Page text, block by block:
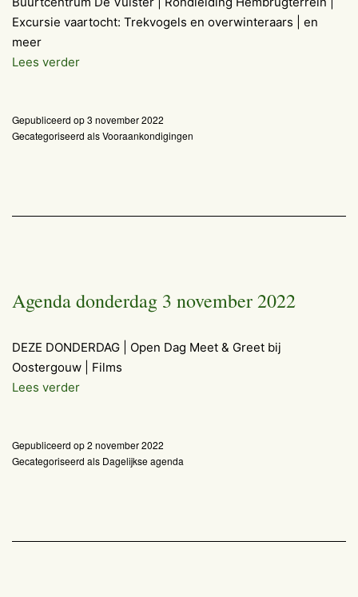
Excursie vaartocht: Trekvogels en overwinteraars | en
meer
Lees verderWeekagenda
13
november
Gepubliceerd op3 november 2022
Gecategoriseerd alsVooraankondigingen
Agenda donderdag 3 november 2022
DEZE DONDERDAG | Open Dag Meet & Greet bij
Oostergouw | Films
Lees verderAgenda
november
2022
Gepubliceerd op2 november 2022
Gecategoriseerd als Dagelijkse agenda